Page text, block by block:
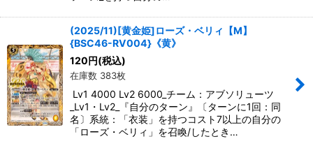
(2025/11)[黄金姫]ローズ・ベリィ【M】
{BSC46-RV004}《黄》
120 円(税込)
在庫数 383枚
Lv1 4000 Lv2 6000_チーム：アブソリューツ
_Lv1・Lv2_『自分のターン』〔ターンに1回：同
名〕系統：「衣装」を持つコスト7以上の自分の
「ローズ・ベリィ」を召喚/したとき…